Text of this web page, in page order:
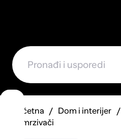
Početna Dom i interijer
Zamrzivači